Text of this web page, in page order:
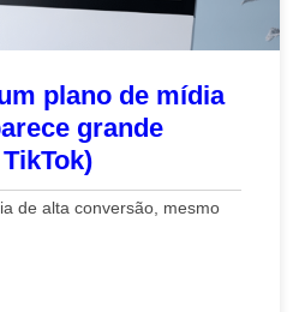
plano de mídia
grande
de alta conversão, mesmo